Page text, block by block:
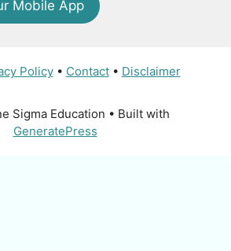
Mobile App
Policy• Contact• Disclaimer
Sigma Education • Built with
GeneratePress